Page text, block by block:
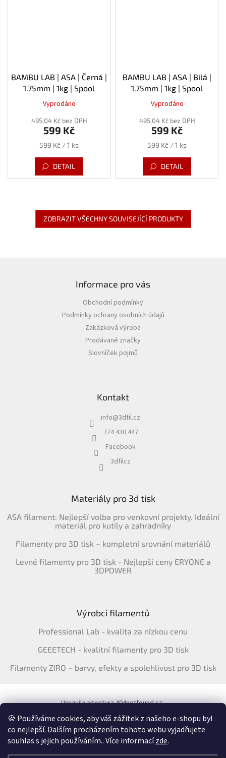
🍪 Používáme cookies, aby váš zážitek z našeho e-shopu byl
co nejlepší. Dalším procházením tohoto webu vyjadřujete
souhlas s jejich používáním.. Více informacízde.
BAMBU LAB | ASA | Černá |
1.75mm | 1kg | Spool
Vyprodáno
495,04 Kč bez DPH
599 Kč
Měrná
599 Kč / 1 ks
DETAIL
BAMBU LAB | ASA | Bílá |
1.75mm | 1kg | Spool
Vyprodáno
495,04 Kč bez DPH
599 Kč
Měrná
599 Kč / 1 ks
DETAIL
ZOBRAZIT VŠECHNY SOUVISEJÍCÍ PRODUKTY
Informace pro vás
Obchodní podmínky
Podmínky ochrany osobních údajů
Zakázková výroba
Prodávané značky
Slovníček pojmů
Kontakt
info@3dfil.cz
774 430 447
Facebook
3dfilcz
Materiály pro 3d tisk
ASA filament: Nejlepší volba pro venkovní projekty. Ideální
materiál pro kutily a zahradníky
Filamenty pro 3D tisk – kompletní srovnání materiálů
Levné filamenty pro 3D tisk - Nejlepší ceny ERYONE a
3DPOWER
Výrobci filamentů
Professional Lab - kvalita za nízkou cenu
GEEETECH - kvalitní filamenty pro 3D tisk
Filamenty ZIRO – barvy, efekty a spolehlivost pro 3D tisk
Upravila agentura 404notfound.cz
Katalog filamentů ERYONE pro ČR